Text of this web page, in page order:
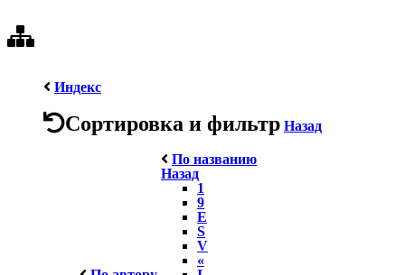
Индекс
Сортировка и фильтр Назад
По названию
Назад
1
9
E
S
V
«